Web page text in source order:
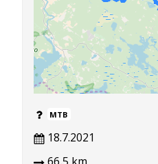
MTB
18.7.2021